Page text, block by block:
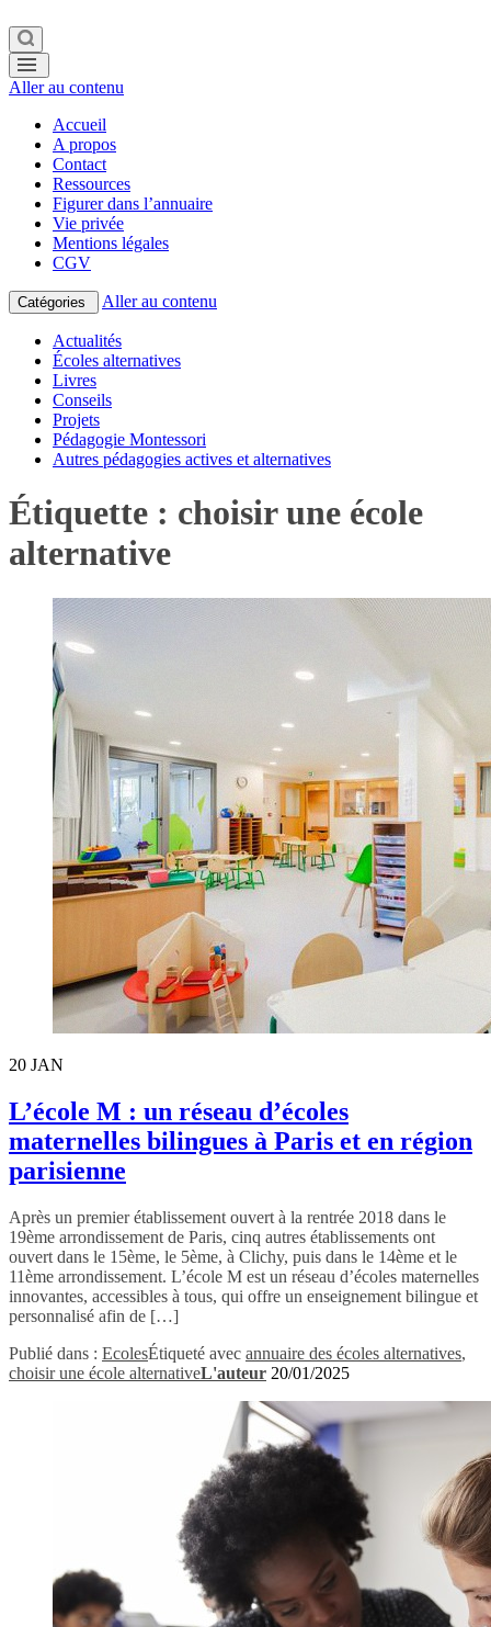
Aller au contenu
Accueil
A propos
Contact
Ressources
Figurer dans l’annuaire
Vie privée
Mentions légales
CGV
Catégories Aller au contenu
Actualités
Écoles alternatives
Livres
Conseils
Projets
Pédagogie Montessori
Autres pédagogies actives et alternatives
Étiquette : choisir une école
alternative
20 JAN
L’école M : un réseau d’écoles
maternelles bilingues à Paris et en région
parisienne
Après un premier établissement ouvert à la rentrée 2018 dans le
19ème arrondissement de Paris, cinq autres établissements ont
ouvert dans le 15ème, le 5ème, à Clichy, puis dans le 14ème et le
11ème arrondissement. L’école M est un réseau d’écoles maternelles
innovantes, accessibles à tous, qui offre un enseignement bilingue et
personnalisé afin de […]
Publié dans : EcolesÉtiqueté avec annuaire des écoles alternatives,
choisir une école alternativeL'auteur 20/01/2025